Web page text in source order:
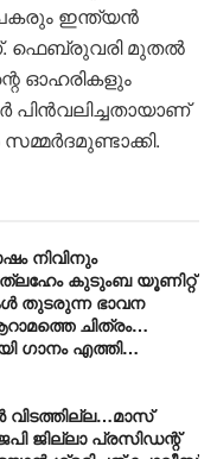
ഇന്ത്യൻ
ഫെബ്രുവരി മുതൽ
ഓഹരികളും
പിൻവലിച്ചതായാണ്
നിവിനും
കുടുംബ യൂണിറ്റ്
തുടരുന്ന ഭാവന
ചിത്രം…
ഗാനം എത്തി…
ജില്ലാ പ്രസിഡന്റ്